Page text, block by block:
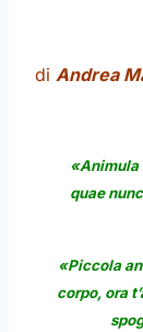
di Andrea
«Animula
quae
«Piccola
corpo, ora